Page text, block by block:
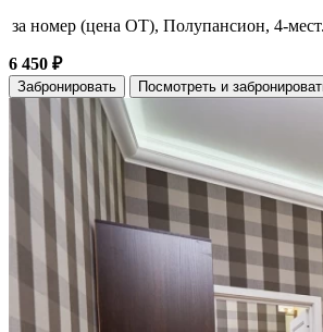
за номер (цена ОТ), Полупансион, 4-
6 450 ₽
Забронировать Посмотреть и